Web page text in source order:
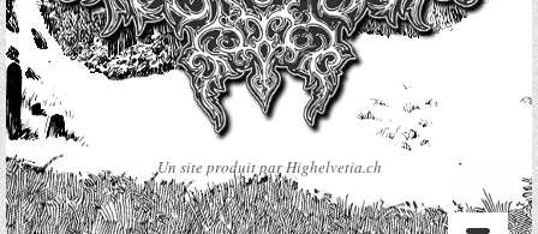
Un site produit par Highelvetia.ch